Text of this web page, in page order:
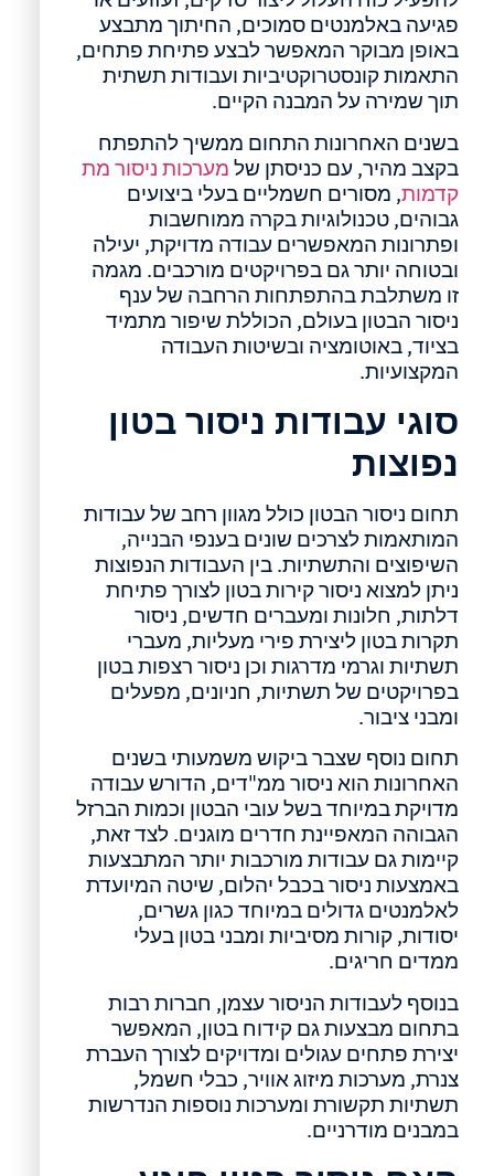
פגיעה באלמנטים סמוכים, החיתוך מתבצע
באופן מבוקר המאפשר לבצע פתיחת פתחים,
התאמות קונסטרוקטיביות ועבודות תשתית
תוך שמירה על המבנה הקיים.
בשנים האחרונות התחום ממשיך להתפתח
בקצב מהיר, עם כניסתן של מערכות ניסור מת
קדמות, מסורים חשמליים בעלי ביצועים
גבוהים, טכנולוגיות בקרה ממוחשבות
ופתרונות המאפשרים עבודה מדויקת, יעילה
ובטוחה יותר גם בפרויקטים מורכבים. מגמה
זו משתלבת בהתפתחות הרחבה של ענף
ניסור הבטון בעולם, הכוללת שיפור מתמיד
בציוד, באוטומציה ובשיטות העבודה
המקצועיות.
סוגי עבודות ניסור בטון
נפוצות
תחום ניסור הבטון כולל מגוון רחב של עבודות
המותאמות לצרכים שונים בענפי הבנייה,
השיפוצים והתשתיות. בין העבודות הנפוצות
ניתן למצוא ניסור קירות בטון לצורך פתיחת
דלתות, חלונות ומעברים חדשים, ניסור
תקרות בטון ליצירת פירי מעליות, מעברי
תשתיות וגרמי מדרגות וכן ניסור רצפות בטון
בפרויקטים של תשתיות, חניונים, מפעלים
ומבני ציבור.
תחום נוסף שצבר ביקוש משמעותי בשנים
האחרונות הוא ניסור ממ"דים, הדורש עבודה
מדויקת במיוחד בשל עובי הבטון וכמות הברזל
הגבוהה המאפיינת חדרים מוגנים. לצד זאת,
קיימות גם עבודות מורכבות יותר המתבצעות
באמצעות ניסור בכבל יהלום, שיטה המיועדת
לאלמנטים גדולים במיוחד כגון גשרים,
יסודות, קורות מסיביות ומבני בטון בעלי
ממדים חריגים.
בנוסף לעבודות הניסור עצמן, חברות רבות
בתחום מבצעות גם קידוח בטון, המאפשר
יצירת פתחים עגולים ומדויקים לצורך העברת
צנרת, מערכות מיזוג אוויר, כבלי חשמל,
תשתיות תקשורת ומערכות נוספות הנדרשות
במבנים מודרניים.